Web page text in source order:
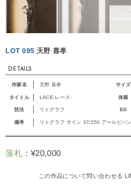
LOT 095 天野 喜孝
DETAILS
作家名 天野 喜孝 サイズ
タイトル LACE-レース- 体裁
技法 リトグラフ ED
備考 リトグラフ サイン 37/250 アールビバ
落札：¥20,000
この作品について問い合わせる